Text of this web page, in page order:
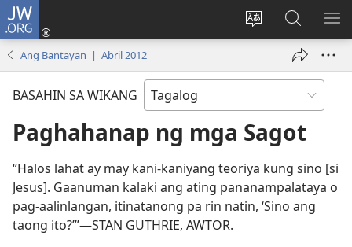
JW.ORG
Baguhin
ng
Mag-
log
bubukas
bagong
window)
sa
JW.ORG
Ang Bantayan | Abril 2012
BASAHIN SA WIKANG
Paghahanap ng mga Sagot
“Halos lahat ay may kani-kaniyang teoriya kung sino [si
Jesus]. Gaanuman kalaki ang ating pananampalataya o
pag-aalinlangan, itinatanong pa rin natin, ‘Sino ang
taong ito?’”​—STAN GUTHRIE, AWTOR.